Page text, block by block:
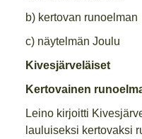
b) kertovan runoelman
c) näytelmän Joulu
Kivesjärveläiset
Kertovainen
Leino kirjoitti
lauluiseksi kertovaksi